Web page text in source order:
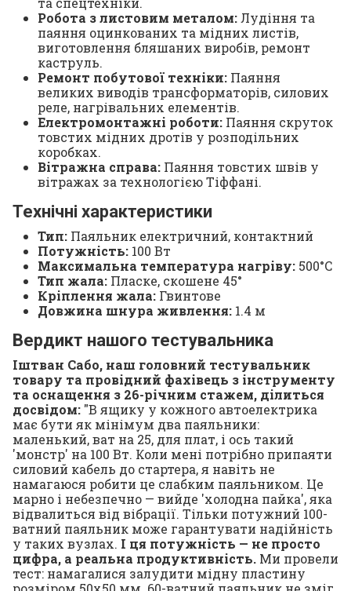
Робота з листовим металом: Лудіння та
паяння оцинкованих та мідних листів,
виготовлення бляшаних виробів, ремонт
каструль.
Ремонт побутової техніки: Паяння
великих виводів трансформаторів, силових
реле, нагрівальних елементів.
Електромонтажні роботи: Паяння скруток
товстих мідних дротів у розподільних
коробках.
Вітражна справа: Паяння товстих швів у
вітражах за технологією Тіффані.
Технічні характеристики
Тип: Паяльник електричний, контактний
Потужність: 100 Вт
Максимальна температура нагріву: 500°C
Тип жала: Пласке, скошене 45°
Кріплення жала: Гвинтове
Довжина шнура живлення: 1.4 м
Вердикт нашого тестувальника
Іштван Сабо, наш головний тестувальник
товару та провідний фахівець з інструменту
та оснащення з 26-річним стажем, ділиться
досвідом: "В ящику у кожного автоелектрика
має бути як мінімум два паяльники:
маленький, ват на 25, для плат, і ось такий
'монстр' на 100 Вт. Коли мені потрібно припаяти
силовий кабель до стартера, я навіть не
намагаюся робити це слабким паяльником. Це
марно і небезпечно — вийде 'холодна пайка', яка
відвалиться від вібрації. Тільки потужний 100-
ватний паяльник може гарантувати надійність
у таких вузлах. І ця потужність — не просто
цифра, а реальна продуктивність. Ми провели
тест: намагалися залудити мідну пластину